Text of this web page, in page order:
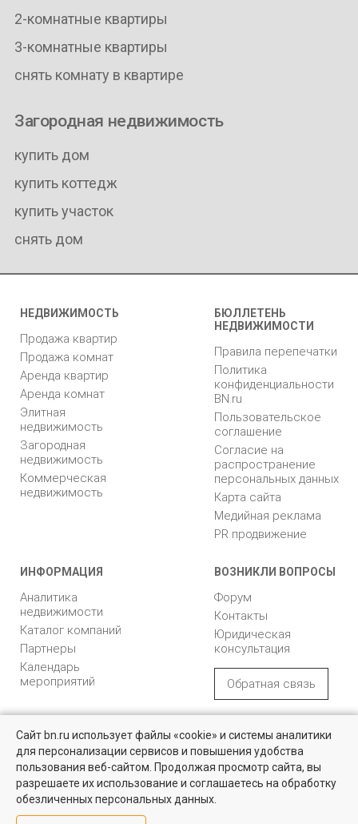
2-комнатные квартиры
3-комнатные квартиры
снять комнату в квартире
Загородная недвижимость
купить дом
купить коттедж
купить участок
снять дом
НЕДВИЖИМОСТЬ
Продажа квартир
Продажа комнат
Аренда квартир
Аренда комнат
Элитная
недвижимость
Загородная
недвижимость
Коммерческая
недвижимость
БЮЛЛЕТЕНЬ
НЕДВИЖИМОСТИ
Правила перепечатки
Политика
конфиденциальности
BN.ru
Пользовательское
соглашение
Согласие на
распространение
персональных данных
Карта сайта
Медийная реклама
PR продвижение
ИНФОРМАЦИЯ
Аналитика
недвижимости
Каталог компаний
Партнеры
Календарь
мероприятий
ВОЗНИКЛИ ВОПРОСЫ
Форум
Контакты
Юридическая
консультация
Обратная связь
с ограниченной
ответственностью
"Управляющая
недвижимости"
«БН»
196105, Санкт-
Петербург, пр. Юрия
Гагарина, 1
Сайт bn.ru использует файлы «cookie» и системы аналитики
для персонализации сервисов и повышения удобства
пользования веб-сайтом. Продолжая просмотр сайта, вы
разрешаете их использование и соглашаетесь на обработку
обезличенных персональных данных.